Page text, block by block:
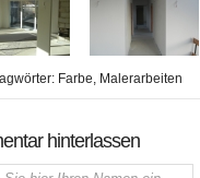
Farbe, Malerarbeiten
hinterlassen